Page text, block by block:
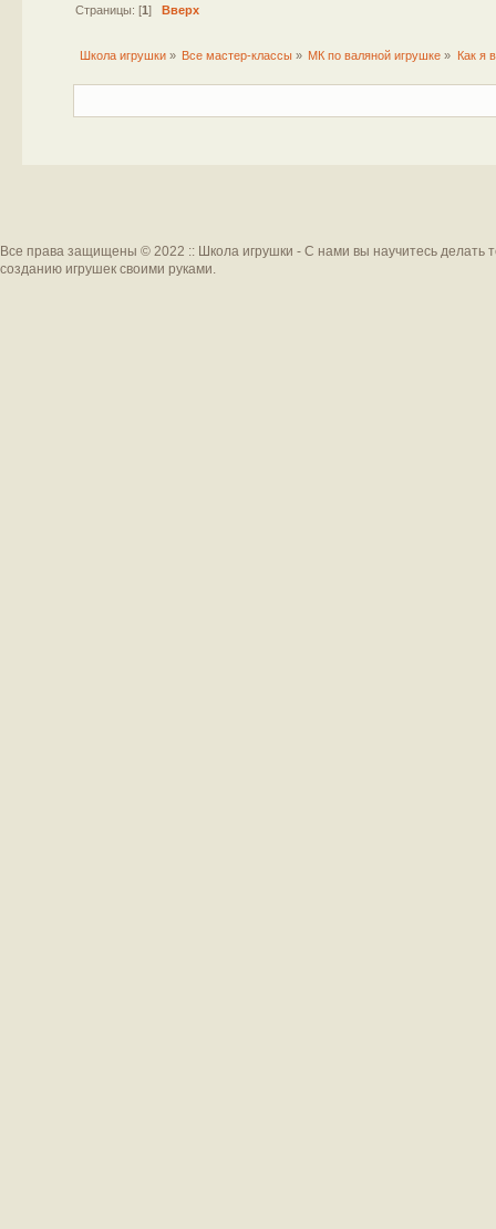
Страницы: [1] Вверх
Школа игрушки» Все мастер-классы » МК по валяной игрушке » Как я
Все права защищены © 2022 :: Школа игрушки - С нами вы научитесь делать
созданию игрушек своими руками.